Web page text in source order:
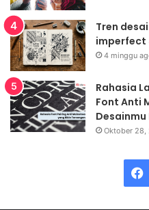
Tren
imperfect
4 minggu
Rahasia
Font Anti
Oktober 28,